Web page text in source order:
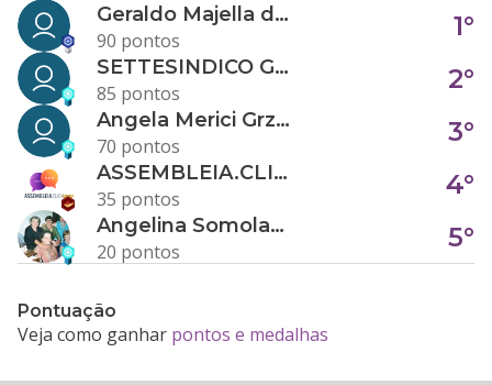
Geraldo Majella da Silva
90 pontos
1°
SETTESINDICO GOVERNANÇA CONDOMINIAL
85 pontos
2°
Angela Merici Grzybowski
70 pontos
3°
ASSEMBLEIA.CLICK
35 pontos
4°
Angelina Somolanji R. Oliveira
20 pontos
5°
Pontuação
Veja como ganhar pontos e medalhas